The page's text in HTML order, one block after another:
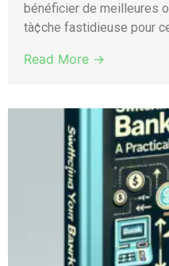
bénéficier de meilleures
tà¢che fastidieuse pour
Read More →